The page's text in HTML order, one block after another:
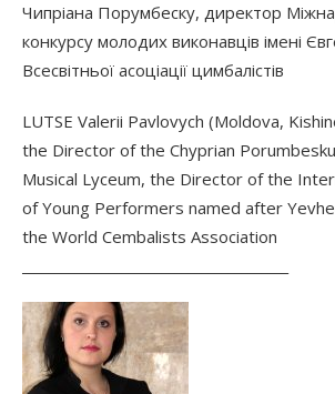
Чипріана Порумбеску, директор
конкурсу молодих виконавців імені
Всесвітньої асоціації цимбалістів
LUTSE Valerii Pavlovych (Moldova,
the Director of the Chyprian
Musical Lyceum, the Director of the
of Young Performers named after
the World Cembalists Association